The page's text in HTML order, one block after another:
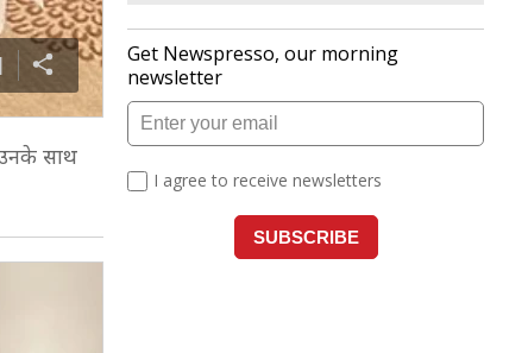
उनके साथ